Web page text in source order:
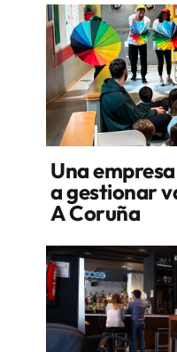
Una
a gestionar
A Coruña